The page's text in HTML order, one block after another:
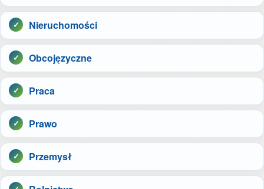
Nieruchomości
Obcojęzyczne
Praca
Prawo
Przemysł